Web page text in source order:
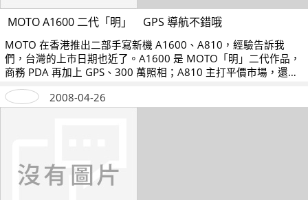
MOTO A1600 二代「明」 GPS 導航不錯哦
MOTO 在香港推出二部手寫新機 A1600、A810，經驗告訴我
們，台灣的上市日期也近了。A1600 是 MOTO「明」二代作品，
商務 PDA 再加上 GPS、300 萬照相；A810 主打平價市場，還玩
3.5 mm 音樂和插卡擴充，二機同台，率先暖身！
2008-04-26